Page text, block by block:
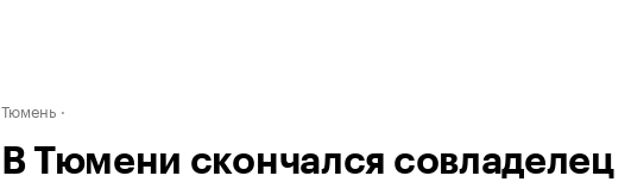
Тюмень
В Тюмени скончался совладелец